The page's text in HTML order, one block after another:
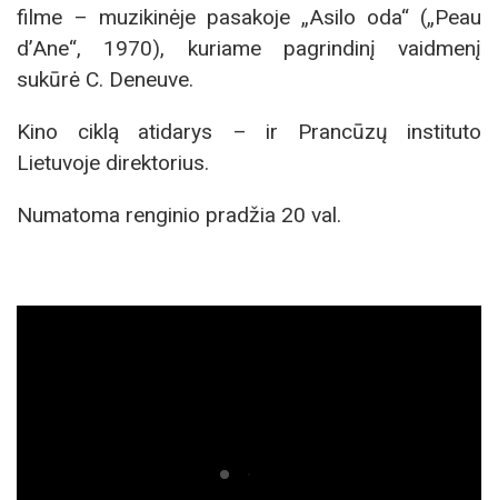
filme – muzikinėje pasakoje „Asilo oda“ („Peau
d’Ane“, 1970), kuriame pagrindinį vaidmenį
sukūrė C. Deneuve.
Kino ciklą atidarys – ir Prancūzų instituto
Lietuvoje direktorius.
Numatoma renginio pradžia 20 val.